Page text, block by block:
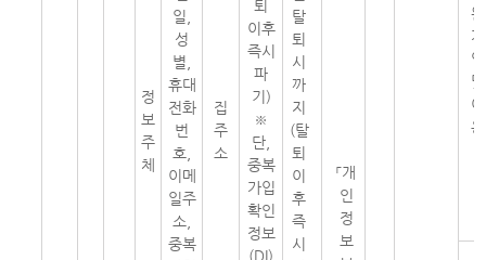
정
보
주
체
일,
성
별,
휴대
전화
번
호,
이메
일주
소,
중복
집
주
소
퇴
이후
즉시
파
기)
※
단,
중복
가입
확인
정보
(DI)
탈
퇴
시
까
지
(탈
퇴
이
후
즉
시
「개
인
정
보
원
가
입
및
이
용